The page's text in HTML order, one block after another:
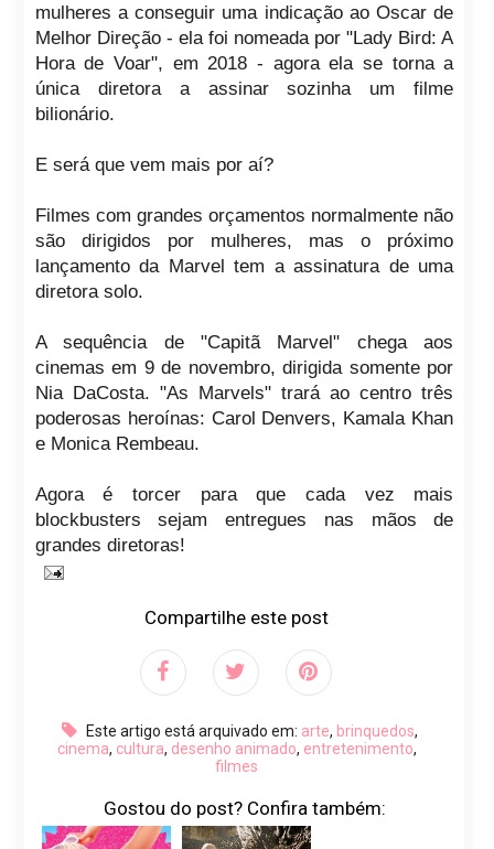
mulheres a conseguir uma indicação ao Oscar de
Melhor Direção - ela foi nomeada por "Lady Bird: A
Hora de Voar", em 2018 - agora ela se torna a
única diretora a assinar sozinha um filme
bilionário.
E será que vem mais por aí?
Filmes com grandes orçamentos normalmente não
são dirigidos por mulheres, mas o próximo
lançamento da Marvel tem a assinatura de uma
diretora solo.
A sequência de "Capitã Marvel" chega aos
cinemas em 9 de novembro, dirigida somente por
Nia DaCosta. "As Marvels" trará ao centro três
poderosas heroínas: Carol Denvers, Kamala Khan
e Monica Rembeau.
Agora é torcer para que cada vez mais
blockbusters sejam entregues nas mãos de
grandes diretoras!
Compartilhe este post
Este artigo está arquivado em: arte, brinquedos,
cinema, cultura, desenho animado, entretenimento,
filmes
Gostou do post? Confira também: